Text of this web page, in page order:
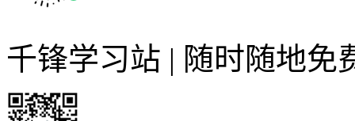
千锋学习站 | 随时随地免